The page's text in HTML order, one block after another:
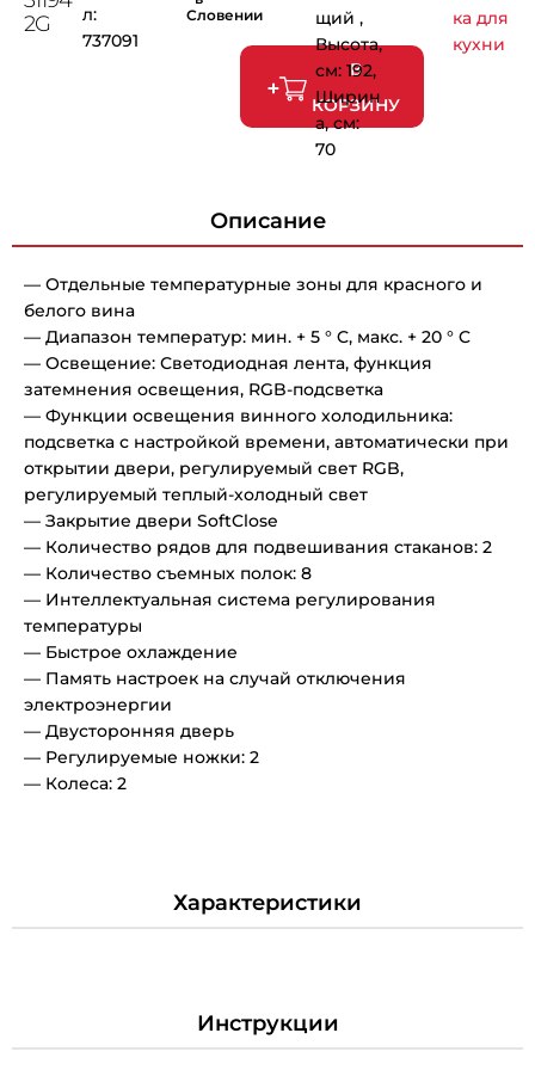
2G
л:
737091
Словении
В
КОРЗИНУ
щий ,
Высота,
см: 192,
Ширин
а, см:
70
ка для
кухни
Описание
Характеристики
Инструкции
— Отдельные температурные зоны для красного и
белого вина
— Диапазон температур: мин. + 5 ° C, макс. + 20 ° C
— Освещение: Светодиодная лента, функция
затемнения освещения, RGB-подсветка
— Функции освещения винного холодильника:
подсветка с настройкой времени, автоматически при
открытии двери, регулируемый свет RGB,
регулируемый теплый-холодный свет
— Закрытие двери SoftClose
— Количество рядов для подвешивания стаканов: 2
— Количество съемных полок: 8
— Интеллектуальная система регулирования
температуры
— Быстрое охлаждение
— Память настроек на случай отключения
электроэнергии
— Двусторонняя дверь
— Регулируемые ножки: 2
— Колеса: 2